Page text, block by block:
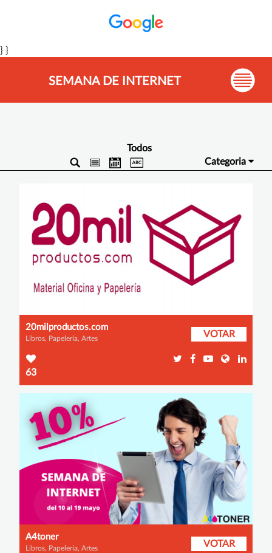
} }
SEMANA DE INTERNET
Todos
Categoria
20milproductos.com
Libros, Papelería, Artes VOTAR
63
A4toner
Libros, Papelería, Artes VOTAR